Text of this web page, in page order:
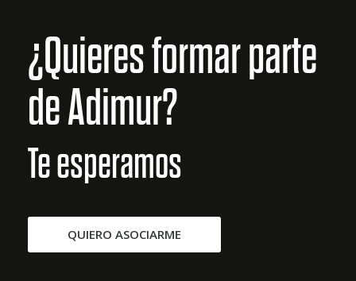
¿Quieres formar parte
de Adimur?
Te esperamos
QUIERO ASOCIARME